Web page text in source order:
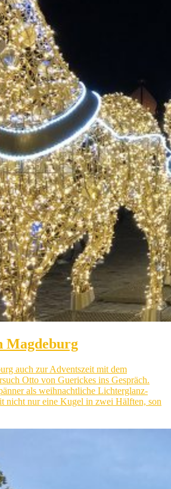
Magdeburg
auch zur Adventszeit mit dem
Otto von Guerickes ins Gespräch.
als weihnachtliche Lichterglanz-
nicht nur eine Kugel in zwei Hälften, son